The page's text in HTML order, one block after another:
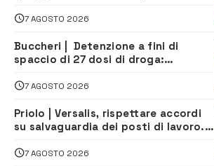
tutti
7 AGOSTO 2026
Buccheri | Detenzione a fini di
spaccio di 27 dosi di droga:
7 AGOSTO 2026
Priolo | Versalis, rispettare accordi
su salvaguardia dei posti di lavoro. Il
7 AGOSTO 2026